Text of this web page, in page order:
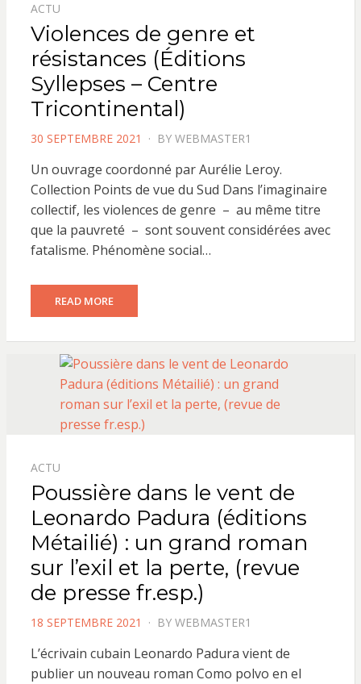
ACTU
Violences de genre et
résistances (Éditions
Syllepses – Centre
Tricontinental)
POSTED
30 SEPTEMBRE 2021 BY WEBMASTER1
Un ouvrage coordonné par Aurélie Leroy.
Collection Points de vue du Sud Dans l’imaginaire
collectif, les violences de genre – au même titre
que la pauvreté – sont souvent considérées avec
fatalisme. Phénomène social…
READ MORE
ACTU
Poussière dans le vent de
Leonardo Padura (éditions
Métailié) : un grand roman
sur l’exil et la perte, (revue
de presse fr.esp.)
POSTED
18 SEPTEMBRE 2021 BY WEBMASTER1
L’écrivain cubain Leonardo Padura vient de
publier un nouveau roman Como polvo en el